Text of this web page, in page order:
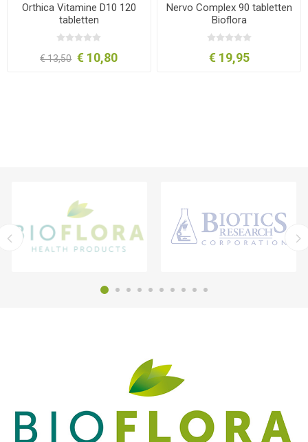
Orthica Vitamine D10 120
tabletten
€ 13,50 € 10,80
Nervo Complex 90 tabletten
Bioflora
€ 19,95